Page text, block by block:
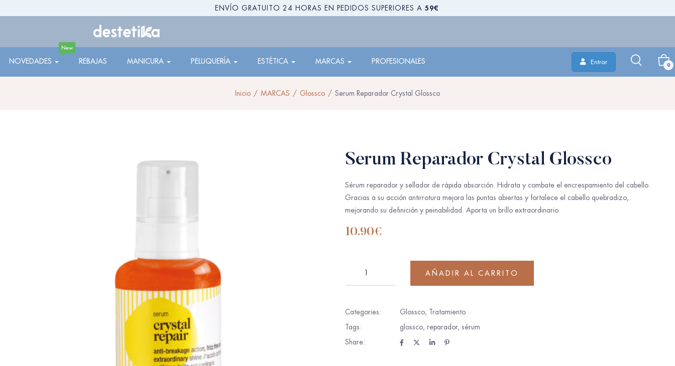
ENVÍO GRATUITO 24 HORAS EN PEDIDOS SUPERIORES A 59€
NOVEDADES
New
REBAJAS MANICURA PELUQUERÍA ESTÉTICA MARCAS PROFESIONALES Entrar 0
Inicio MARCAS Glossco Serum Reparador Crystal Glossco
Serum Reparador Crystal Glossco
Sérum reparador y sellador de rápida absorción. Hidrata y combate el encrespamiento del cabello.
Gracias a su acción antirrotura mejora las puntas abiertas y fortalece el cabello quebradizo,
mejorando su definición y peinabilidad. Aporta un brillo extraordinario.
10.90€
AÑADIR AL CARRITO
Categories: Glossco, Tratamiento
Tags:
glossco, reparador, sérum
Share: